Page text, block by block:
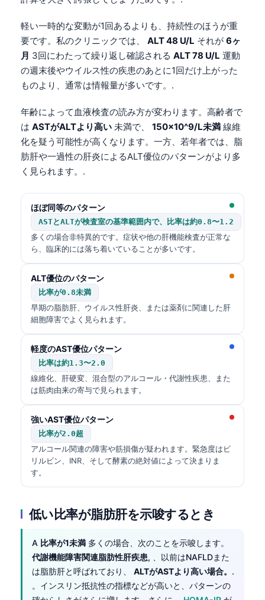
軽い一時的な変動が1回あるよりも、持続性のほうが重
要です。私のクリニックでは、 ALT 48 U/L それが 6ヶ
月 3回にわたって繰り返し確認される ALT 78 U/L 運動
の週末後やウイルス性の疾患のあとに1回だけ上がった
ものより、通常は情報量が多いです。.
年齢によって血液検査の読み方が変わります。高齢者で
は ASTがALTより高い 未満で、 150×10^9/L未満 線維
化を疑う可能性が高くなります。一方、若年者では、脂
肪肝や一過性の肝炎によるALT優位のパターンがより多
く見られます。.
ほぼ同等のパターン
ASTとALTが検査室の基準範囲内で、比率は約0.8〜1.2
多くの場合非特異的です。症状や他の肝機能検査が正常な
ら、臨床的には落ち着いていることが多いです。
ALT優位のパターン
比率が0.8未満
早期の脂肪肝、ウイルス性肝炎、または薬剤に関連した肝
細胞障害でよく見られます。
軽度のAST優位パターン
比率は約1.3〜2.0
線維化、肝硬変、混合型のアルコール・代謝性疾患、また
は筋肉由来の寄与で見られます。
強いAST優位パターン
比率が2.0超
アルコール関連の障害や筋損傷が疑われます。緊急度はビ
リルビン、INR、そして酵素の絶対値によって決まりま
す。
低い比率が脂肪肝を示唆するとき
A 比率が1未満 多くの場合、次のことを示唆します。
代謝機能障害関連脂肪性肝疾患, 、以前はNAFLDまた
は脂肪肝と呼ばれており、 ALTがASTより高い場合。 .
。インスリン抵抗性の指標などが高いと、パターンの